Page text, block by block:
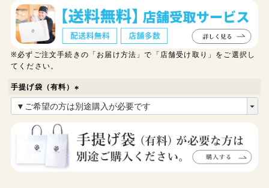
※必ずご注文手続きの「お届け方法」で「店舗受け取り」をご選択し
てください。
手提げ袋（有料）
(
必
)